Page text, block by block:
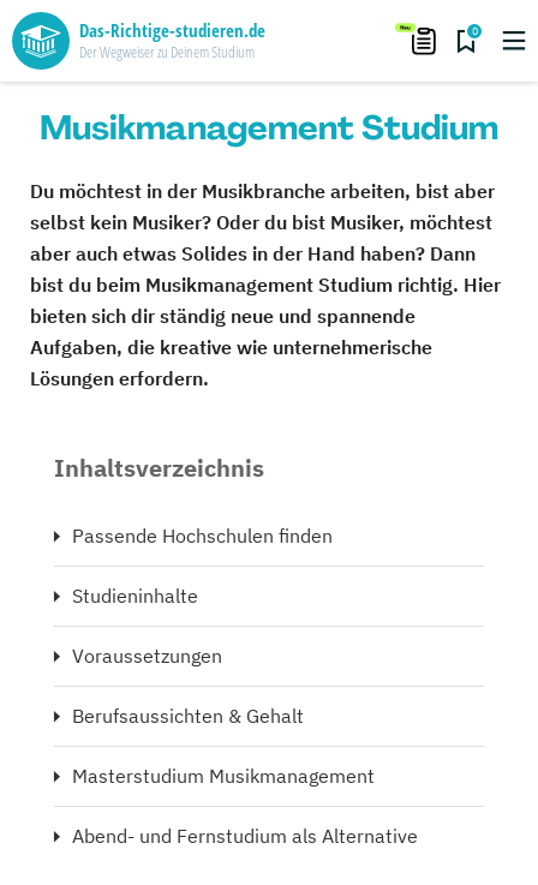
Das-Richtige-studieren.de
Der Wegweiser zu Deinem Studium
0
Musikmanagement Studium
Du möchtest in der Musikbranche arbeiten, bist aber
selbst kein Musiker? Oder du bist Musiker, möchtest
aber auch etwas Solides in der Hand haben? Dann
bist du beim Musikmanagement Studium richtig. Hier
bieten sich dir ständig neue und spannende
Aufgaben, die kreative wie unternehmerische
Lösungen erfordern.
Inhaltsverzeichnis
Passende Hochschulen finden
Studieninhalte
Voraussetzungen
Berufsaussichten & Gehalt
Masterstudium Musikmanagement
Abend- und Fernstudium als Alternative